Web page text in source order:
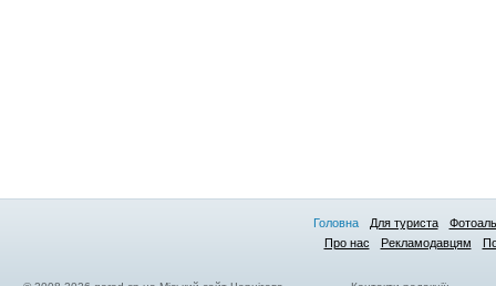
Головна Для туриста
Про нас
Рекламодавцям